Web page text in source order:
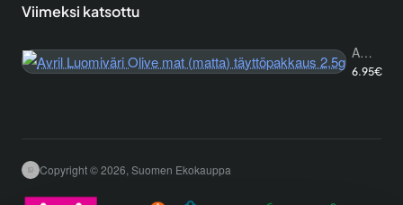
Viimeksi katsottu
Avril Luomiväri Olive mat (matta) täyttöpakkaus 2,5g
6.95€
Copyright © 2026, Suomen Ekokauppa